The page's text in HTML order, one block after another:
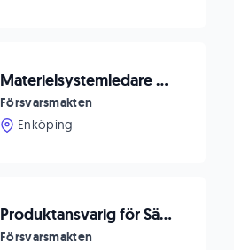
Materielsystemledare med inriktning IT-informationssäkerhet
Försvarsmakten
Enköping
Produktansvarig för Säkra och Robusta system (TPF)
Försvarsmakten